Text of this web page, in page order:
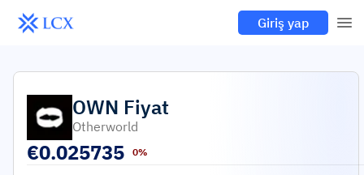
Giriş yap
OWN Fiyat
Otherworld
€0.025735 0%